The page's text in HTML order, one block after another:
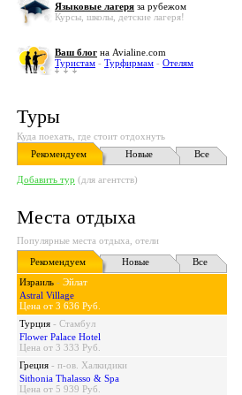
Языковые лагеря за рубежом
Курсы, школы, детские лагеря!
Ваш блог на Avialine.com
Туристам - Турфирмам - Отелям
Туры
Куда поехать, где стоит отдохнуть
Рекомендуем
Новые Все
Добавить тур (для агентств)
Места отдыха
Популярные места отдыха, отели
Рекомендуем
Новые
Все
Израиль - Эйлат
Astral Village
Цена от 3 636 Руб.
Турция - Стамбул
Flower Palace Hotel
Цена от 3 333 Руб.
Греция - п-ов. Халкидики
Sithonia Thalasso & Spa
Цена от 5 939 Руб.